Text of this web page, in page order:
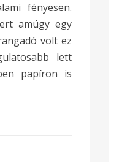
fényesen.
amúgy egy
volt ez
lett
papíron is